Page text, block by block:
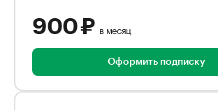
900 ₽ в месяц
Оформить подписку